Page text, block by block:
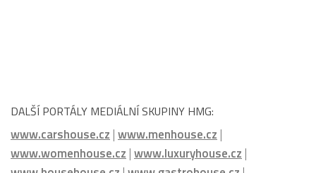
DALŠÍ PORTÁLY MEDIÁLNÍ SKUPINY HMG:
www.carshouse.cz |www.menhouse.cz |
www.womenhouse.cz |www.luxuryhouse.cz |